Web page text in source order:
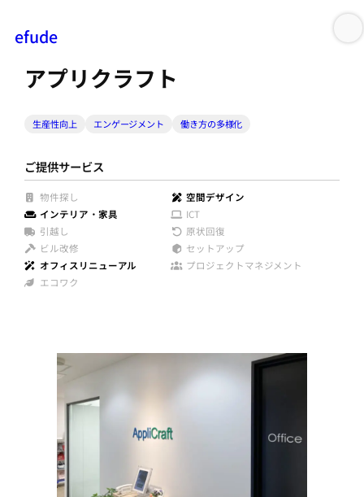
内
efude
アプリクラフト
生産性向上 エンゲージメント 働き方の多様化
ご提供サービス
物件探し
空間デザイン
インテリア・家具
ICT
引越し
原状回復
ビル改修
セットアップ
オフィスリニューアル
プロジェクトマネジメント
エコワク